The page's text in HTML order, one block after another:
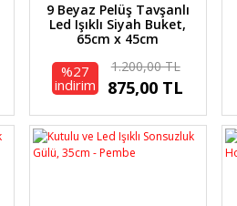
9 Beyaz Pelüş Tavşanlı
Led Işıklı Siyah Buket,
65cm x 45cm
%27
indirim
1.200,00 TL
875,00 TL